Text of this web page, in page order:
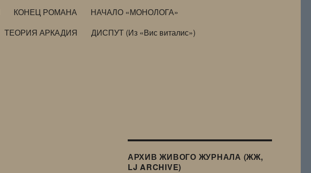
КОНЕЦ РОМАНА
НАЧАЛО «МОНОЛОГА»
ТЕОРИЯ АРКАДИЯ ДИСПУТ (Из «Вис виталис»)
АРХИВ ЖИВОГО ЖУРНАЛА (ЖЖ,
LJ ARCHIVE)